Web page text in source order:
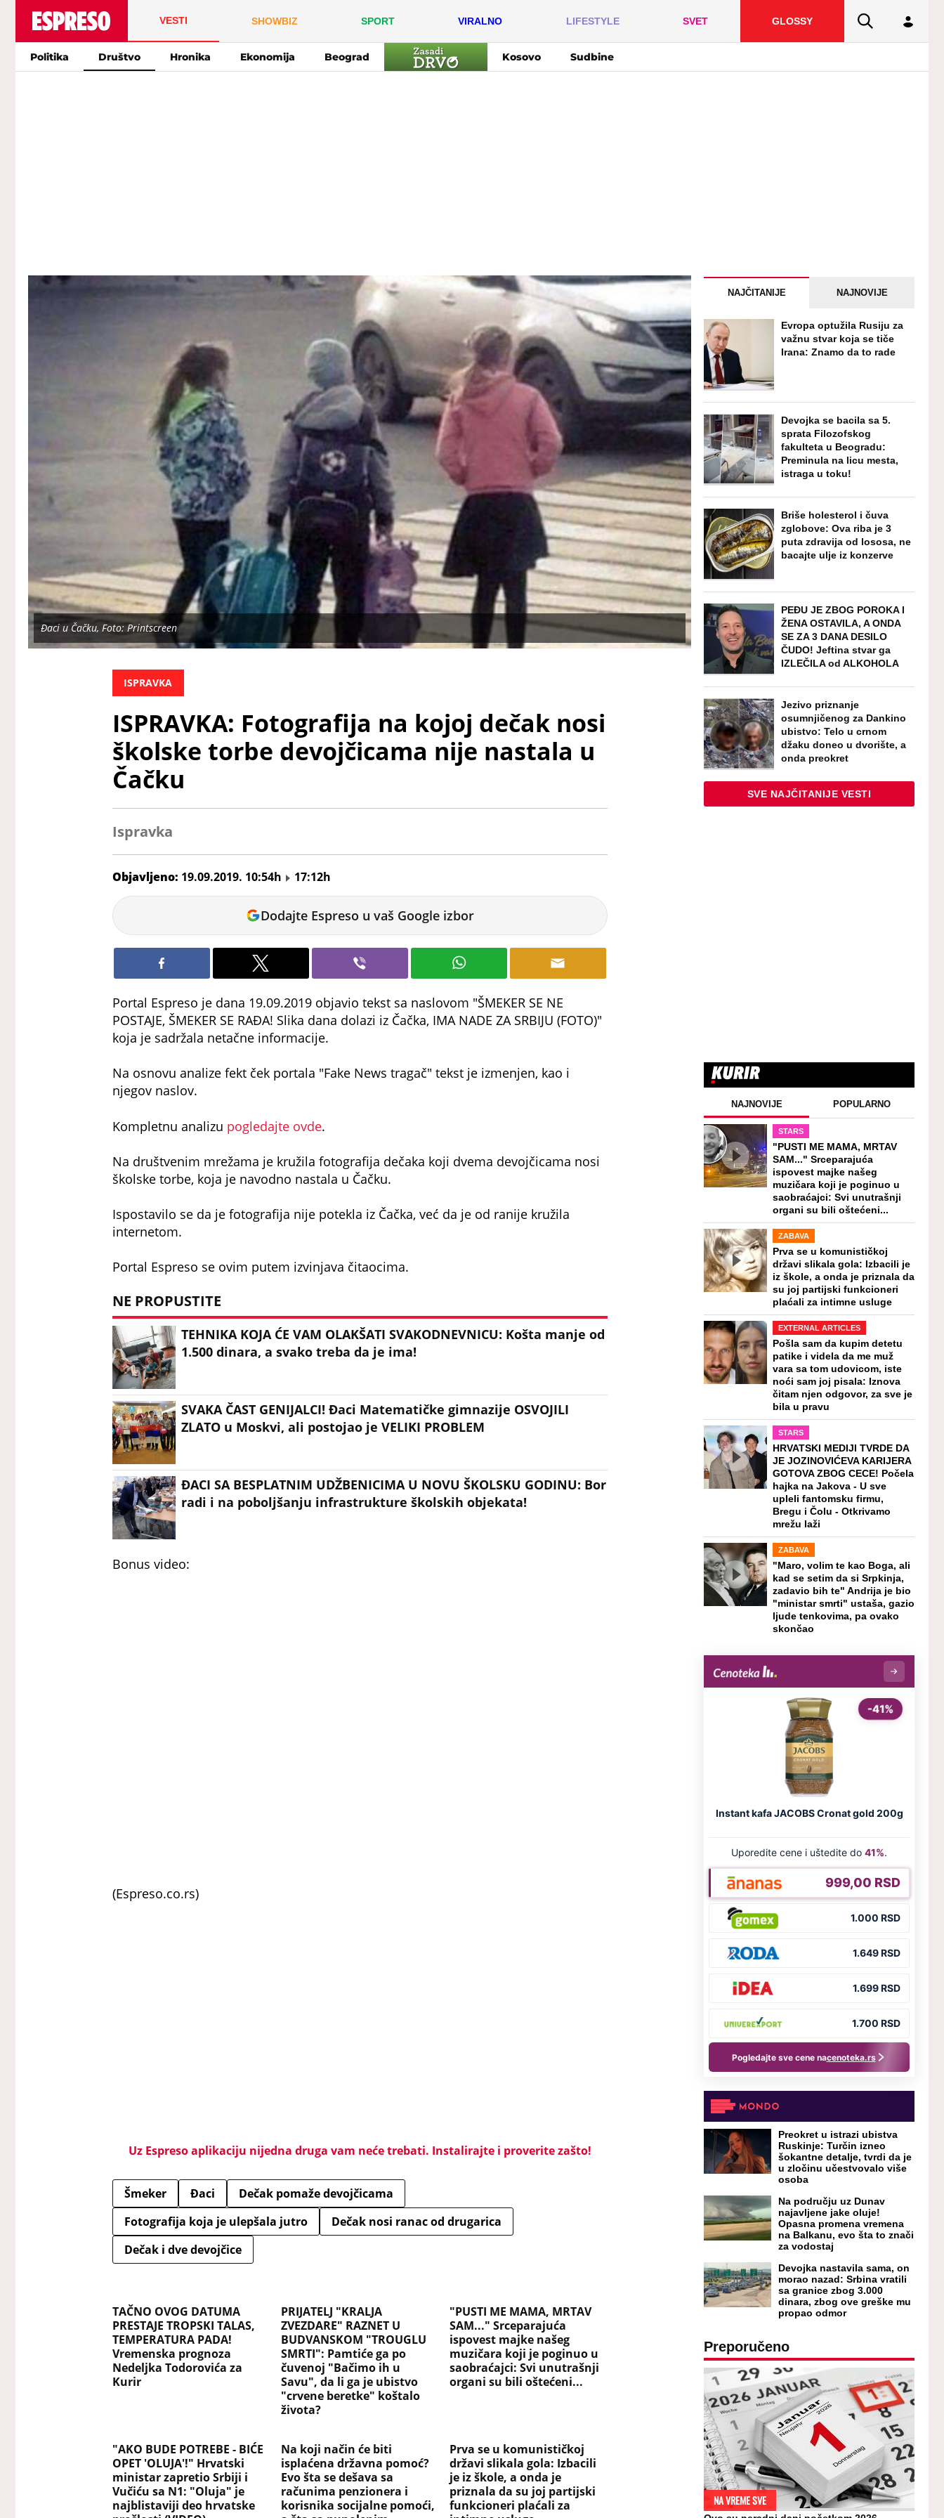
VESTI SHOWBIZ SPORT VIRALNO LIFESTYLE SVET GLOSSY
Politika Društvo Hronika Ekonomija Beograd Kosovo Sudbine
Đaci u Čačku, Foto: Printscreen
ISPRAVKA
ISPRAVKA: Fotografija na kojoj dečak nosi
školske torbe devojčicama nije nastala u
Čačku
Ispravka
Objavljeno: 19.09.2019. 10:54h
17:12h
Sara
Dodajte Espreso u vaš Google izbor
Portal Espreso je dana 19.09.2019 objavio tekst sa naslovom "ŠMEKER SE NE
POSTAJE, ŠMEKER SE RAĐA! Slika dana dolazi iz Čačka, IMA NADE ZA SRBIJU (FOTO)"
koja je sadržala netačne informacije.
Na osnovu analize fekt ček portala "Fake News tragač" tekst je izmenjen, kao i
njegov naslov.
Kompletnu analizu pogledajte ovde.
Na društvenim mrežama je kružila fotografija dečaka koji dvema devojčicama nosi
školske torbe, koja je navodno nastala u Čačku.
Ispostavilo se da je fotografija nije potekla iz Čačka, već da je od ranije kružila
internetom.
Portal Espreso se ovim putem izvinjava čitaocima.
NE PROPUSTITE
TEHNIKA KOJA ĆE VAM OLAKŠATI SVAKODNEVNICU: Košta manje od
1.500 dinara, a svako treba da je ima!
SVAKA ČAST GENIJALCI! Đaci Matematičke gimnazije OSVOJILI
ZLATO u Moskvi, ali postojao je VELIKI PROBLEM
ĐACI SA BESPLATNIM UDŽBENICIMA U NOVU ŠKOLSKU GODINU: Bor
radi i na poboljšanju infrastrukture školskih objekata!
Bonus video:
(Espreso.co.rs)
Uz Espreso aplikaciju nijedna druga vam neće trebati. Instalirajte i proverite zašto!
Šmeker Đaci
Dečak pomaže devojčicama
Fotografija koja je ulepšala jutro
Dečak nosi ranac od drugarica
Dečak i dve devojčice
TAČNO OVOG DATUMA
PRESTAJE TROPSKI TALAS,
TEMPERATURA PADA!
Vremenska prognoza
Nedeljka Todorovića za
Kurir
PRIJATELJ "KRALJA
ZVEZDARE" RAZNET U
BUDVANSKOM "TROUGLU
SMRTI": Pamtiće ga po
čuvenoj "Bačimo ih u
Savu", da li ga je ubistvo
"crvene beretke" koštalo
života?
"PUSTI ME MAMA, MRTAV
SAM..." Srceparajuća
ispovest majke našeg
muzičara koji je poginuo u
saobraćajci: Svi unutrašnji
organi su bili oštećeni...
"AKO BUDE POTREBE - BIĆE
OPET 'OLUJA'!" Hrvatski
ministar zapretio Srbiji i
Vučiću sa N1: "Oluja" je
najblistaviji deo hrvatske
Na koji način će biti
isplaćena državna pomoć?
Evo šta se dešava sa
računima penzionera i
korisnika socijalne pomoći,
Prva se u komunističkoj
državi slikala gola: Izbacili
je iz škole, a onda je
priznala da su joj partijski
funkcioneri plaćali za
NAJČITANIJE NAJNOVIJE
Evropa optužila Rusiju za
važnu stvar koja se tiče
Irana: Znamo da to rade
Devojka se bacila sa 5.
sprata Filozofskog
fakulteta u Beogradu:
Preminula na licu mesta,
istraga u toku!
Briše holesterol i čuva
zglobove: Ova riba je 3
puta zdravija od lososa, ne
bacajte ulje iz konzerve
PEĐU JE ZBOG POROKA I
ŽENA OSTAVILA, A ONDA
SE ZA 3 DANA DESILO
ČUDO! Jeftina stvar ga
IZLEČILA od ALKOHOLA
Jezivo priznanje
osumnjičenog za Dankino
ubistvo: Telo u crnom
džaku doneo u dvorište, a
onda preokret
SVE NAJČITANIJE VESTI
NAJNOVIJE POPULARNO
STARS
"PUSTI ME MAMA, MRTAV
SAM..." Srceparajuća
ispovest majke našeg
muzičara koji je poginuo u
saobraćajci: Svi unutrašnji
organi su bili oštećeni...
ZABAVA
Prva se u komunističkoj
državi slikala gola: Izbacili je
iz škole, a onda je priznala da
su joj partijski funkcioneri
plaćali za intimne usluge
EXTERNAL ARTICLES
Pošla sam da kupim detetu
patike i videla da me muž
vara sa tom udovicom, iste
noći sam joj pisala: Iznova
čitam njen odgovor, za sve je
bila u pravu
STARS
HRVATSKI MEDIJI TVRDE DA
JE JOZINOVIĆEVA KARIJERA
GOTOVA ZBOG CECE! Počela
hajka na Jakova - U sve
upleli fantomsku firmu,
Bregu i Čolu - Otkrivamo
mrežu laži
ZABAVA
"Maro, volim te kao Boga, ali
kad se setim da si Srpkinja,
zadavio bih te" Andrija je bio
"ministar smrti" ustaša, gazio
ljude tenkovima, pa ovako
skončao
Preokret u istrazi ubistva
Ruskinje: Turčin izneo
šokantne detalje, tvrdi da je
u zločinu učestvovalo više
osoba
Na području uz Dunav
najavljene jake oluje!
Opasna promena vremena
na Balkanu, evo šta to znači
za vodostaj
Devojka nastavila sama, on
morao nazad: Srbina vratili
sa granice zbog 3.000
dinara, zbog ove greške mu
propao odmor
Preporučeno
NA VREME SVE